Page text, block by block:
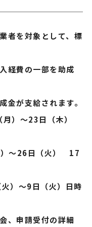
を対象として、標
費の一部を助成
が支給されます。
23日（木）
26日（火） 17
～9日（火）日時
申請受付の詳細